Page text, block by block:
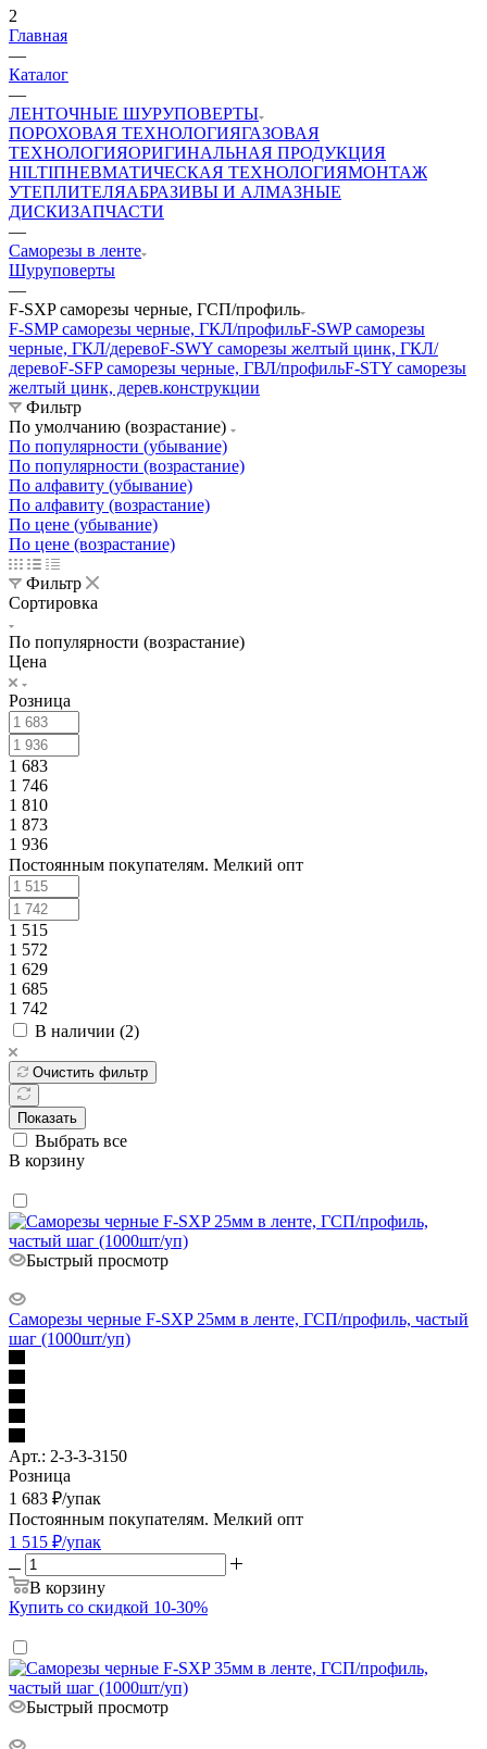
2
Главная
—
Каталог
—
ЛЕНТОЧНЫЕ ШУРУПОВЕРТЫ
ПОРОХОВАЯ ТЕХНОЛОГИЯГАЗОВАЯ
ТЕХНОЛОГИЯОРИГИНАЛЬНАЯ ПРОДУКЦИЯ
HILTIПНЕВМАТИЧЕСКАЯ ТЕХНОЛОГИЯМОНТАЖ
УТЕПЛИТЕЛЯАБРАЗИВЫ И АЛМАЗНЫЕ
ДИСКИЗАПЧАСТИ
—
Саморезы в ленте
Шуруповерты
—
F-SXP саморезы черные, ГСП/профиль
F-SMP саморезы черные, ГКЛ/профильF-SWP саморезы
черные, ГКЛ/деревоF-SWY саморезы желтый цинк, ГКЛ/
деревоF-SFP саморезы черные, ГВЛ/профильF-STY саморезы
желтый цинк, дерев.конструкции
Фильтр
По умолчанию (возрастание)
По популярности (убывание)
По популярности (возрастание)
По алфавиту (убывание)
По алфавиту (возрастание)
По цене (убывание)
По цене (возрастание)
Фильтр
Сортировка
По популярности (возрастание)
Цена
Розница
1 683
1 746
1 810
1 873
1 936
Постоянным покупателям. Мелкий опт
1 515
1 572
1 629
1 685
1 742
В наличии (2)
Очистить фильтр
Показать
Выбрать все
В корзину
Быстрый просмотр
Саморезы черные F-SXP 25мм в ленте, ГСП/профиль, частый
шаг (1000шт/уп)
Арт.: 2-3-3-3150
Розница
1 683 ₽/упак
Постоянным покупателям. Мелкий опт
1 515 ₽/упак
В корзину
Купить со скидкой 10-30%
Быстрый просмотр